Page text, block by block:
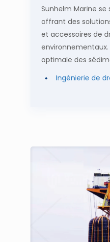
Sunhelm Marine
offrant des
et accessoires de
optimale des
Ingénierie de